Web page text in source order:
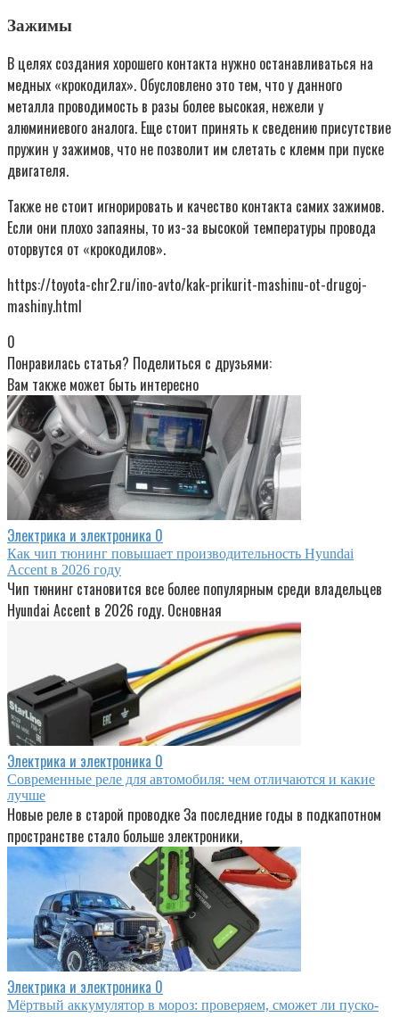
Зажимы
В целях создания хорошего контакта нужно останавливаться на
медных «крокодилах». Обусловлено это тем, что у данного
металла проводимость в разы более высокая, нежели у
алюминиевого аналога. Еще стоит принять к сведению присутствие
пружин у зажимов, что не позволит им слетать с клемм при пуске
двигателя.
Также не стоит игнорировать и качество контакта самих зажимов.
Если они плохо запаяны, то из-за высокой температуры провода
оторвутся от «крокодилов».
https://toyota-chr2.ru/ino-avto/kak-prikurit-mashinu-ot-drugoj-
mashiny.html
0
Понравилась статья? Поделиться с друзьями:
Вам также может быть интересно
Электрика и электроника 0
Как чип тюнинг повышает производительность Hyundai
Accent в 2026 году
Чип тюнинг становится все более популярным среди владельцев
Hyundai Accent в 2026 году. Основная
Электрика и электроника 0
Современные реле для автомобиля: чем отличаются и какие
лучше
Новые реле в старой проводке За последние годы в подкапотном
пространстве стало больше электроники,
Электрика и электроника 0
Мёртвый аккумулятор в мороз: проверяем, сможет ли пуско-